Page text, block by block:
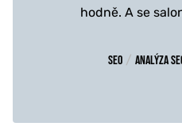
hodně. A se
SEO / Analýza